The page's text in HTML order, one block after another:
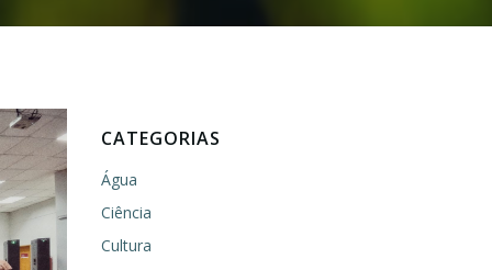
CATEGORIAS
Água
Ciência
Cultura